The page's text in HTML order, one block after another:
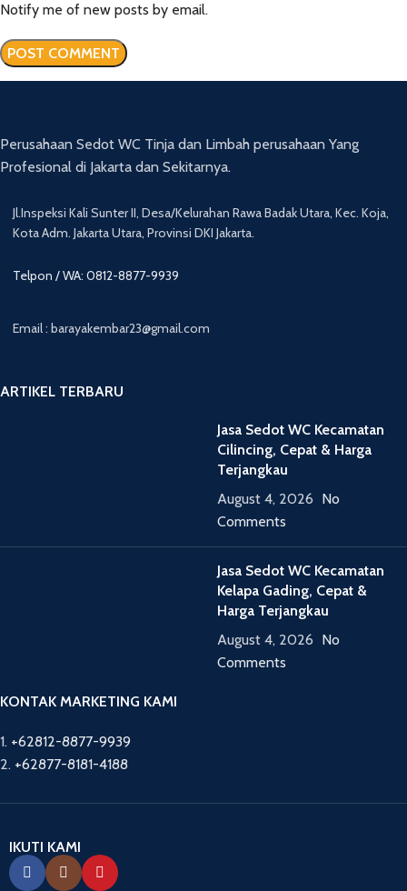
Notify me of new posts by email.
Perusahaan Sedot WC Tinja dan Limbah perusahaan Yang
Profesional di Jakarta dan Sekitarnya.
Jl.Inspeksi Kali Sunter II, Desa/Kelurahan Rawa Badak Utara, Kec. Koja,
Kota Adm. Jakarta Utara, Provinsi DKI Jakarta.
Telpon / WA: 0812-8877-9939
Email : barayakembar23@gmail.com
ARTIKEL TERBARU
Jasa Sedot WC Kecamatan
Cilincing, Cepat & Harga
Terjangkau
August 4, 2026 No
Comments
Jasa Sedot WC Kecamatan
Kelapa Gading, Cepat &
Harga Terjangkau
August 4, 2026 No
Comments
KONTAK MARKETING KAMI
1. +62812-8877-9939
2. +62877-8181-4188
IKUTI KAMI